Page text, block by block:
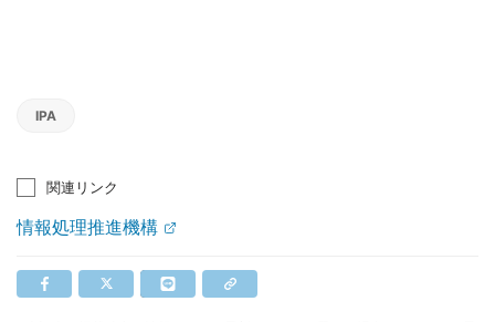
IPA
関連リンク
情報処理推進機構